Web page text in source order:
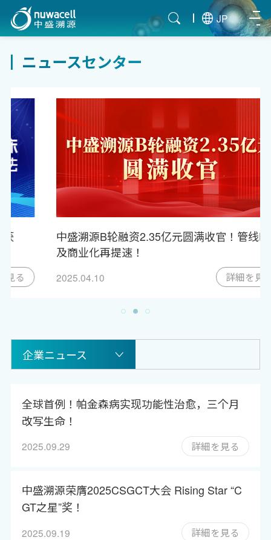
JP
ニュースセンター
中盛溯源B轮融资2.35亿元圆满收官！管线临床
及商业化再提速！
2025.04.10 詳細を見る
企業ニュース
全球首例！帕金森病实现功能性治愈，三个月
改写生命！
2025.09.29 詳細を見る
中盛溯源荣膺2025CSGCT大会 Rising Star “C
GT之星”奖！
2025.09.19 詳細を見る